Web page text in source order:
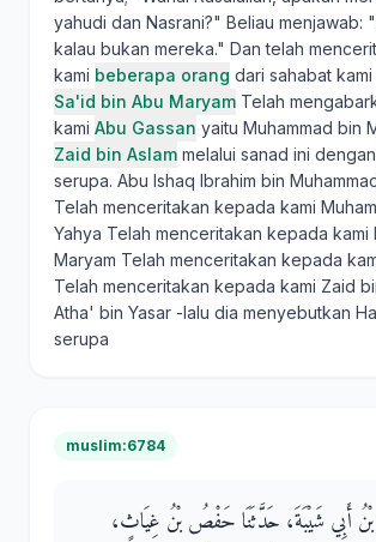
yahudi dan Nasrani?" Beliau menjawab:
kalau bukan mereka." Dan telah
kami beberapa orang dari sahabat kami
Sa'id bin Abu Maryam Telah
kami Abu Gassan yaitu Muhammad bin
Zaid bin Aslam melalui sanad ini
serupa. Abu Ishaq Ibrahim bin
Telah menceritakan kepada kami
Yahya Telah menceritakan kepada kami
Maryam Telah menceritakan kepada
Telah menceritakan kepada kami Zaid
Atha' bin Yasar -lalu dia menyebutkan
serupa
muslim:6784
بْنُ أَبِي شَيْبَةَ، حَدَّثَنَا حَفْصُ بْنُ غِيَاثٍ،